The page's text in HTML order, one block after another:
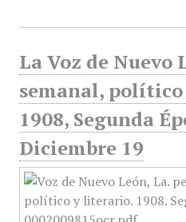
La Voz de Nuevo
semanal,
1908, Segunda
Diciembre 19